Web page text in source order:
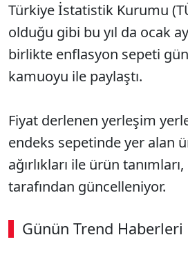
Türkiye İstatistik Kurumu
olduğu gibi bu yıl da ocak
birlikte enflasyon sepeti
kamuoyu ile paylaştı.
Fiyat derlenen yerleşim
endeks sepetinde yer alan
ağırlıkları ile ürün
tarafından güncelleniyor.
Günün Trend Haberleri